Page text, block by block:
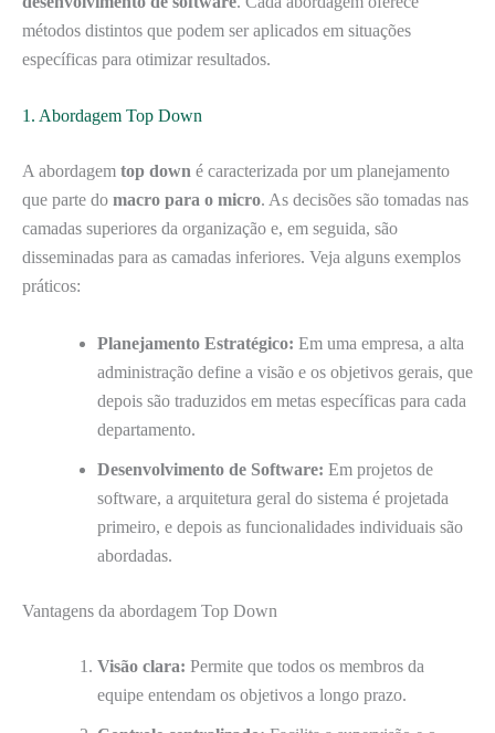
métodos distintos que podem ser aplicados em situações
específicas para otimizar resultados.
1. Abordagem Top Down
A abordagem top down é caracterizada por um planejamento
que parte do macro para o micro. As decisões são tomadas nas
camadas superiores da organização e, em seguida, são
disseminadas para as camadas inferiores. Veja alguns exemplos
práticos:
Planejamento Estratégico: Em uma empresa, a alta
administração define a visão e os objetivos gerais, que
depois são traduzidos em metas específicas para cada
departamento.
Desenvolvimento de Software: Em projetos de
software, a arquitetura geral do sistema é projetada
primeiro, e depois as funcionalidades individuais são
abordadas.
Vantagens da abordagem Top Down
Visão clara: Permite que todos os membros da
equipe entendam os objetivos a longo prazo.